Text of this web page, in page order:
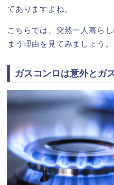
てありますよね。
こちらでは、突然一人暮ら
まう理由を見てみましょう。
ガスコンロは意外とガ